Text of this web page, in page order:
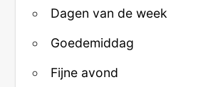
Dagen van de week
Goedemiddag
Fijne avond